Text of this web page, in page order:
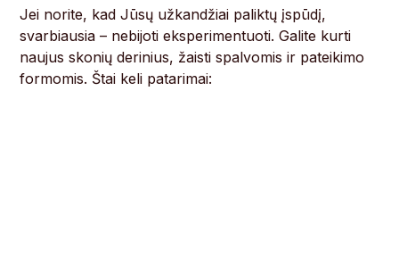
Jei norite, kad Jūsų užkandžiai paliktų įspūdį,
svarbiausia – nebijoti eksperimentuoti. Galite kurti
naujus skonių derinius, žaisti spalvomis ir pateikimo
formomis. Štai keli patarimai: